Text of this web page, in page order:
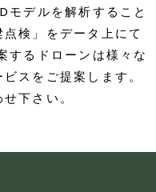
モデルを解析すること
検」をデータ上にて
するドローンは様々な
スをご提案します。
下さい。